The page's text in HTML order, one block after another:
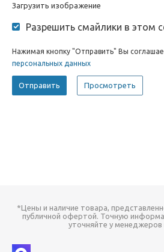
Загрузить изображение
Разрешить смайлики в этом
Нажимая кнопку "Отправить" Вы
персональных данных
*Цены и наличие товара,
публичной офертой. Точную
уточняйте у менеджеров